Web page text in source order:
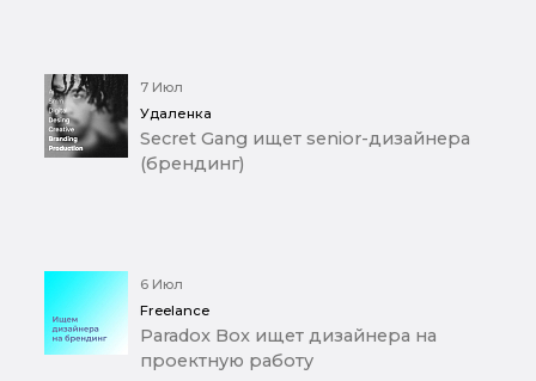
7 Июл
Удаленка
Secret Gang ищет senior-дизайнера
(брендинг)
6 Июл
Freelance
Paradox Box ищет дизайнера на
проектную работу